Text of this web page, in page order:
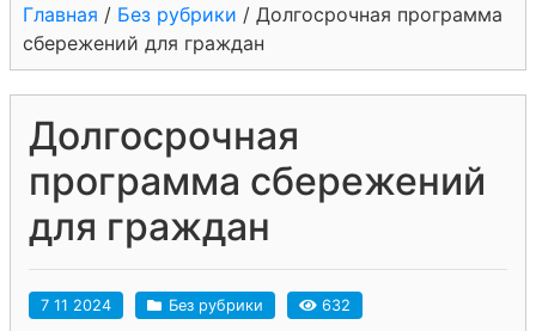
Главная / Без рубрики / Долгосрочная программа
сбережений для граждан
Долгосрочная
программа сбережений
для граждан
7 11 2024 Без рубрики 632